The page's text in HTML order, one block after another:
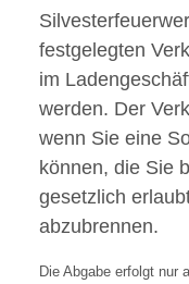
festgelegten
im
werden. Der
wenn Sie eine
können, die Sie
gesetzlich
abzubrennen.
Die Abgabe erfolgt nur